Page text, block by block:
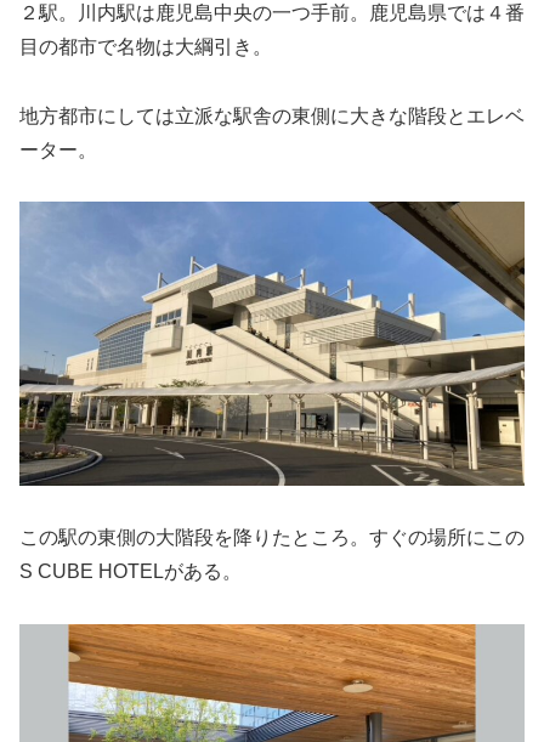
２駅。川内駅は鹿児島中央の一つ手前。鹿児島県では４番
目の都市で名物は大綱引き。
地方都市にしては立派な駅舎の東側に大きな階段とエレベ
ーター。
この駅の東側の大階段を降りたところ。すぐの場所にこの
S CUBE HOTELがある。